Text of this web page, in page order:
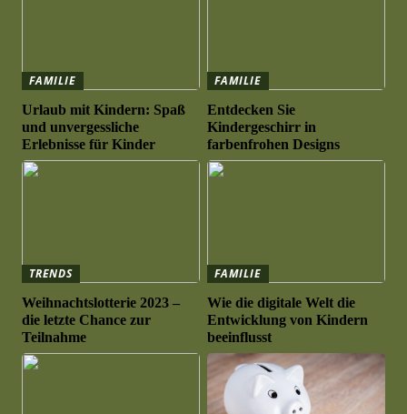
FAMILIE
Urlaub mit Kindern: Spaß
und unvergessliche
Erlebnisse für Kinder
FAMILIE
Entdecken Sie
Kindergeschirr in
farbenfrohen Designs
TRENDS
Weihnachtslotterie 2023 –
die letzte Chance zur
Teilnahme
FAMILIE
Wie die digitale Welt die
Entwicklung von Kindern
beeinflusst